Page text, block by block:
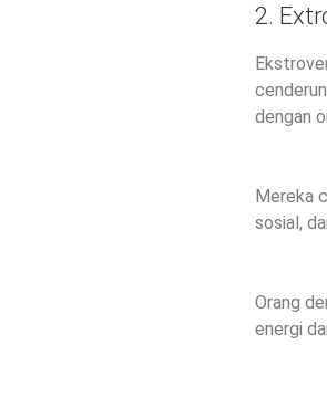
2.
dengan
Mereka
sosial,
Orang
energi